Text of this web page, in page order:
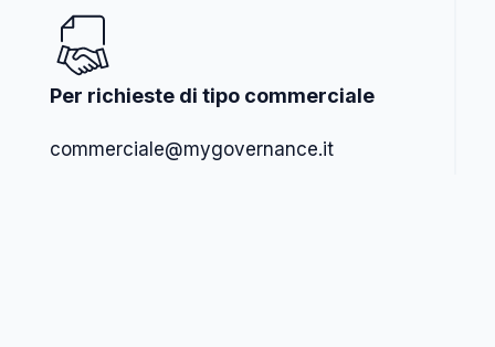
Per richieste di tipo commerciale
commerciale@mygovernance.it